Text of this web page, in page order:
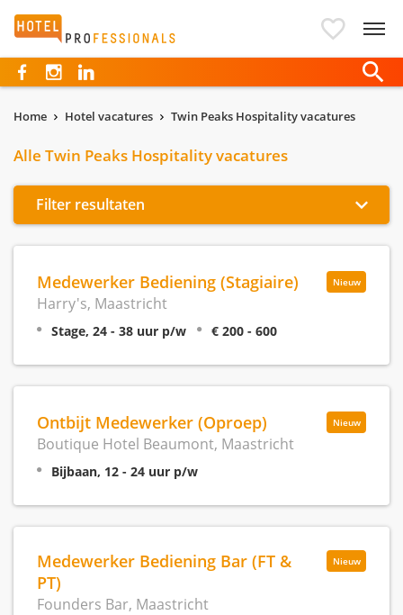
Hotelprofessionals
Home Hotel vacatures Twin Peaks Hospitality vacatures
Alle Twin Peaks Hospitality vacatures
Filter resultaten
Nieuw
Medewerker Bediening (Stagiaire)
Harry's, Maastricht
Stage, 24 - 38 uur p/w € 200 - 600
Nieuw
Ontbijt Medewerker (Oproep)
Boutique Hotel Beaumont, Maastricht
Bijbaan, 12 - 24 uur p/w
Nieuw
Medewerker Bediening Bar (FT &
PT)
Founders Bar, Maastricht